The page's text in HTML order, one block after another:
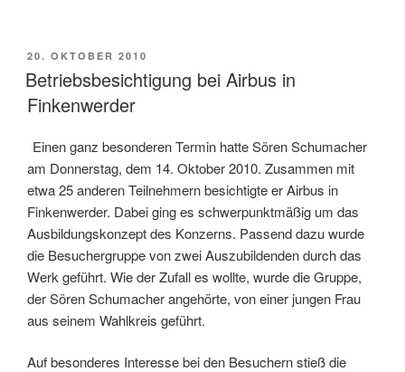
VERÖFFENTLICHT
AM
20. OKTOBER 2010
Betriebsbesichtigung bei Airbus in
Finkenwerder
Einen ganz besonderen Termin hatte Sören Schumacher
am Donnerstag, dem 14. Oktober 2010. Zusammen mit
etwa 25 anderen Teilnehmern besichtigte er Airbus in
Finkenwerder. Dabei ging es schwerpunktmäßig um das
Ausbildungskonzept des Konzerns. Passend dazu wurde
die Besuchergruppe von zwei Auszubildenden durch das
Werk geführt. Wie der Zufall es wollte, wurde die Gruppe,
der Sören Schumacher angehörte, von einer jungen Frau
aus seinem Wahlkreis geführt.
Auf besonderes Interesse bei den Besuchern stieß die